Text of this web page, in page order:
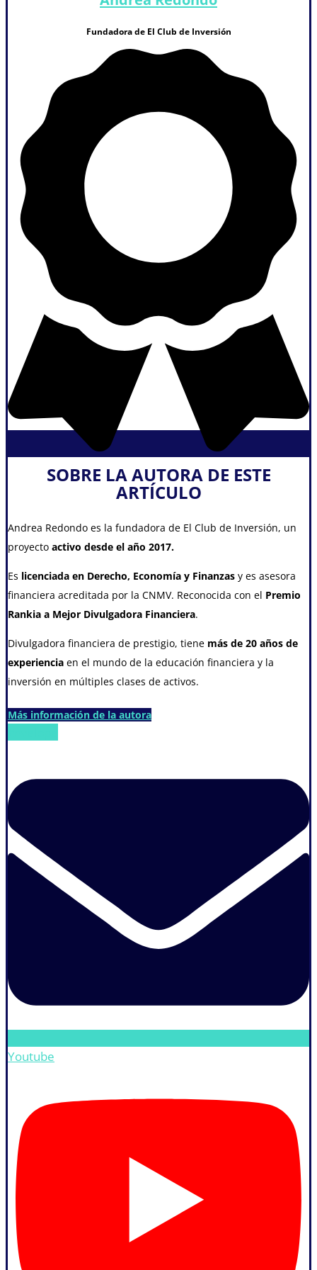
Fundadora de El Club de Inversión
SOBRE LA AUTORA DE ESTE
ARTÍCULO
Andrea Redondo es la fundadora de El Club de Inversión, un
proyecto activo desde el año 2017.
Es licenciada en Derecho, Economía y Finanzas y es asesora
financiera acreditada por la CNMV. Reconocida con el Premio
Rankia a Mejor Divulgadora Financiera.
Divulgadora financiera de prestigio, tiene más de 20 años de
experiencia en el mundo de la educación financiera y la
inversión en múltiples clases de activos.
Más información de la autora
Youtube